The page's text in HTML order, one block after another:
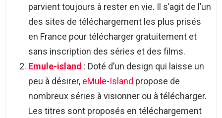
parvient toujours à rester en vie. Il s’agit de l’un
des sites de téléchargement les plus prisés
en France pour télécharger gratuitement et
sans inscription des séries et des films.
Emule-island : Doté d’un design qui laisse un
peu à désirer, eMule-Island propose de
nombreux séries à visionner ou à télécharger.
Les titres sont proposés en téléchargement